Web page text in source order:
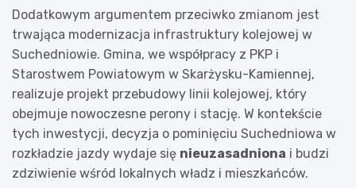
Dodatkowym argumentem przeciwko zmianom jest
trwająca modernizacja infrastruktury kolejowej w
Suchedniowie. Gmina, we współpracy z PKP i
Starostwem Powiatowym w Skarżysku-Kamiennej,
realizuje projekt przebudowy linii kolejowej, który
obejmuje nowoczesne perony i stację. W kontekście
tych inwestycji, decyzja o pominięciu Suchedniowa w
rozkładzie jazdy wydaje się nieuzasadniona i budzi
zdziwienie wśród lokalnych władz i mieszkańców.